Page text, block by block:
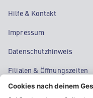
Hilfe & Kontakt
Impressum
Datenschutzhinweis
Filialen & Öffnungszeiten
Kontakt